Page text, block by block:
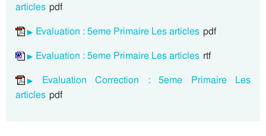
articles pdf
Evaluation : 5eme Primaire Les articles pdf
Evaluation : 5eme Primaire Les articles rtf
Evaluation Correction : 5eme Primaire Les
articles pdf